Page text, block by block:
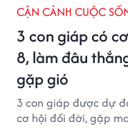
CẬN CẢNH CUỘC
3 con giáp có
8, làm đâu
gặp gió
3 con giáp được dự
cơ hội đổi đời, gặp